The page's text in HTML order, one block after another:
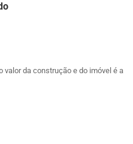
valor da construção e do imóvel é a